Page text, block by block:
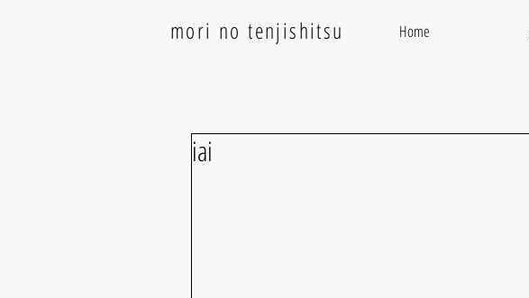
mori no tenjishitsu Home
iai